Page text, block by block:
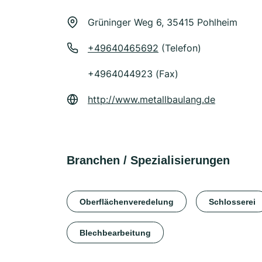
Grüninger Weg 6, 35415 Pohlheim
+49640465692 (Telefon)
+4964044923 (Fax)
http://www.metallbaulang.de
Branchen / Spezialisierungen
Oberflächenveredelung Schlosserei
Blechbearbeitung